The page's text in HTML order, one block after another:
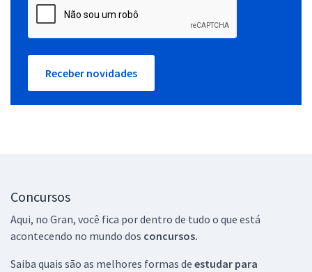
Receber novidades
Concursos
Aqui, no Gran, você fica por dentro de tudo o que está
acontecendo no mundo dos concursos.
Saiba quais são as melhores formas de estudar para